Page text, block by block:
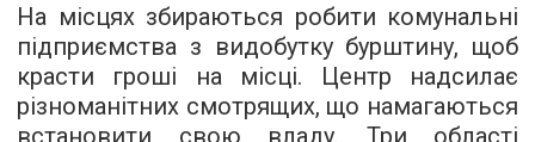
На місцях збираються робити комунальні
підприємства з видобутку бурштину, щоб
красти гроші на місці. Центр надсилає
різноманітних смотрящих, що намагаються
встановити свою владу. Три області